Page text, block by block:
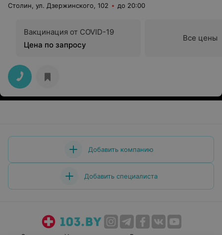
Столин, ул. Дзержинского, 102 до 20:00
Вакцинация от COVID-19
Цена по запросу
Все цены
Добавить компанию
Добавить специалиста